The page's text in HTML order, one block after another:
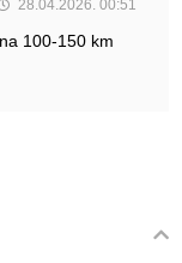
28.04.2026. 00:51
100-150 km